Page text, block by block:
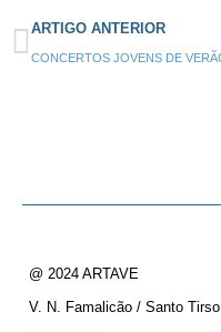
ARTIGO ANTERIOR
@ 2024 ARTAVE
V. N. Famalicão / Santo Tirso